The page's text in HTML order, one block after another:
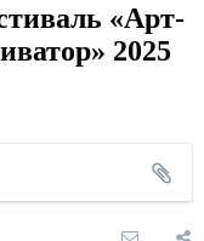
«Арт-
2025